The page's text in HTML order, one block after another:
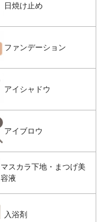
日焼け止め
ファンデーション
アイシャドウ
アイブロウ
マスカラ下地・まつげ美
容液
入浴剤